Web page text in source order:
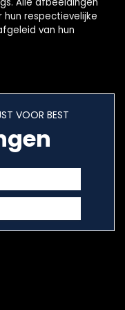
respectievelijke
van hun
VOOR BEST